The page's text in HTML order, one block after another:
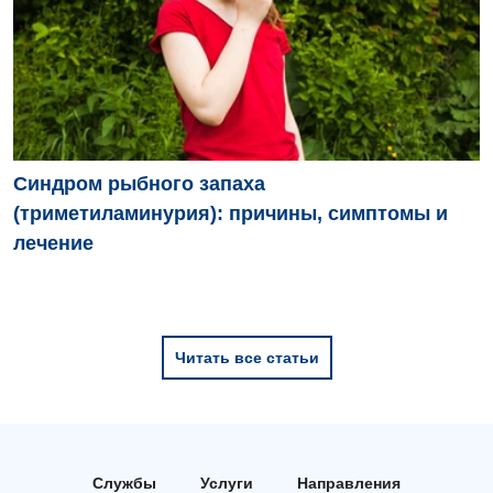
Детская гастроэнтерология
Детская гинекология
Детская дерматовенерология
Детская кардиоревматология
Детская неврология
Детская ортопедия и травматология
Детская офтальмология
Детская урология
Синдром рыбного запаха
(триметиламинурия): причины, симптомы и
лечение
Читать все статьи
Службы Услуги Направления